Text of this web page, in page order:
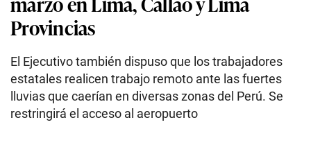
Provincias
El Ejecutivo también dispuso que los trabajadores
estatales realicen trabajo remoto ante las fuertes
lluvias que caerían en diversas zonas del Perú. Se
restringirá el acceso al aeropuerto